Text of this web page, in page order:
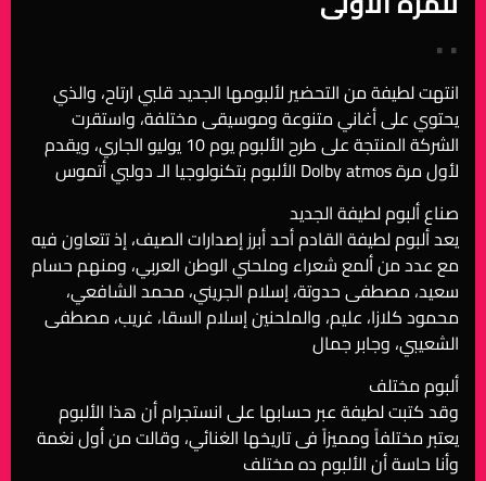
• •
انتهت لطيفة من التحضير لألبومها الجديد قلبي ارتاح، والذي
يحتوي على أغاني متنوعة وموسيقى مختلفة، واستقرت
الشركة المنتجة على طرح الألبوم يوم 10 يوليو الجاري، ويقدم
الألبوم بتكنولوجيا الـ دولبي أتموس Dolby atmos لأول مرة
صناع ألبوم لطيفة الجديد
يعد ألبوم لطيفة القادم أحد أبرز إصدارات الصيف، إذ تتعاون فيه
مع عدد من ألمع شعراء وملحني الوطن العربي، ومنهم حسام
سعيد، مصطفى حدوتة، إسلام الجريني، محمد الشافعي،
محمود كلازا، عليم، والملحنين إسلام السقا، غريب، مصطفى
الشعيبي، وجابر جمال
ألبوم مختلف
وقد كتبت لطيفة عبر حسابها على انستجرام أن هذا الألبوم
يعتبر مختلفاً ومميزاً فى تاريخها الغنائي، وقالت من أول نغمة
وأنا حاسة أن الألبوم ده مختلف